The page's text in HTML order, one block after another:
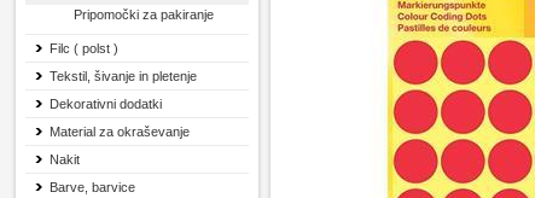
Pripomočki za pakiranje
Filc ( polst )
Tekstil, šivanje in pletenje
Dekorativni dodatki
Material za okraševanje
Nakit
Barve, barvice